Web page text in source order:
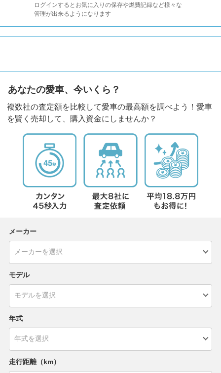
ログインするとお気に入りの保存や燃費記録など様々な
管理が出来るようになります
あなたの愛車、今いくら？
複数社の査定額を比較して愛車の最高額を調べよう！愛車
を賢く売却して、購入資金にしませんか？
メーカー
モデル
年式
走行距離（km）